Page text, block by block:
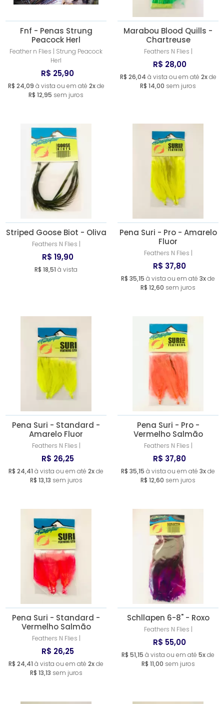
Fnf - Penas Strung
Peacock Herl
Feather n Flies | Strung Peacock
Herl
R$ 25,90
R$ 24,09 à vista ou em até 2xde
R$ 12,95 sem juros
Marabou Blood Quills -
Chartreuse
Feathers N Flies |
R$ 28,00
R$ 26,04 à vista ou em até 2xde
R$ 14,00 sem juros
Striped Goose Biot - Oliva
Feathers N Flies |
R$ 19,90
R$ 18,51 à vista
Pena Suri - Pro - Amarelo
Fluor
Feathers N Flies |
R$ 37,80
R$ 35,15 à vista ou em até 3xde
R$ 12,60 sem juros
Pena Suri - Standard -
Amarelo Fluor
Feathers N Flies |
R$ 26,25
R$ 24,41 à vista ou em até 2xde
R$ 13,13 sem juros
Pena Suri - Pro -
Vermelho Salmão
Feathers N Flies |
R$ 37,80
R$ 35,15 à vista ou em até 3xde
R$ 12,60 sem juros
Pena Suri - Standard -
Vermelho Salmão
Feathers N Flies |
R$ 26,25
R$ 24,41 à vista ou em até 2xde
R$ 13,13 sem juros
Schllapen 6-8" - Roxo
Feathers N Flies |
R$ 55,00
R$ 51,15 à vista ou em até 5xde
R$ 11,00 sem juros